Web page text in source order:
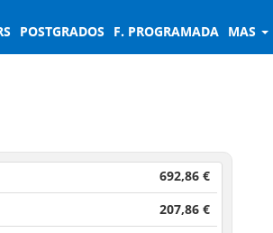
POSTGRADOS F. PROGRAMADA MAS
692,86 €
207,86 €